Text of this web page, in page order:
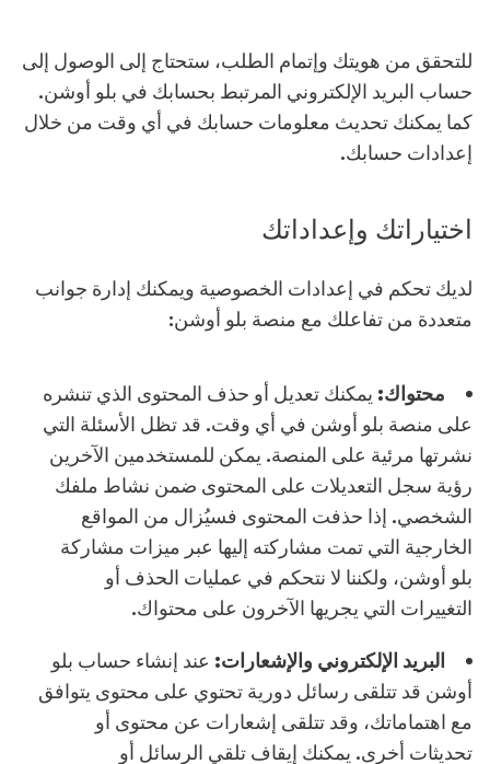
للتحقق من هويتك وإتمام الطلب، ستحتاج إلى الوصول إلى
حساب البريد الإلكتروني المرتبط بحسابك في بلو أوشن.
كما يمكنك تحديث معلومات حسابك في أي وقت من خلال
إعدادات حسابك.
اختياراتك وإعداداتك
لديك تحكم في إعدادات الخصوصية ويمكنك إدارة جوانب
متعددة من تفاعلك مع منصة بلو أوشن:
محتواك: يمكنك تعديل أو حذف المحتوى الذي تنشره
على منصة بلو أوشن في أي وقت. قد تظل الأسئلة التي
نشرتها مرئية على المنصة. يمكن للمستخدمين الآخرين
رؤية سجل التعديلات على المحتوى ضمن نشاط ملفك
الشخصي. إذا حذفت المحتوى فسيُزال من المواقع
الخارجية التي تمت مشاركته إليها عبر ميزات مشاركة
بلو أوشن، ولكننا لا نتحكم في عمليات الحذف أو
التغييرات التي يجريها الآخرون على محتواك.
البريد الإلكتروني والإشعارات: عند إنشاء حساب بلو
أوشن قد تتلقى رسائل دورية تحتوي على محتوى يتوافق
مع اهتماماتك، وقد تتلقى إشعارات عن محتوى أو
تحديثات أخرى. يمكنك إيقاف تلقي الرسائل أو